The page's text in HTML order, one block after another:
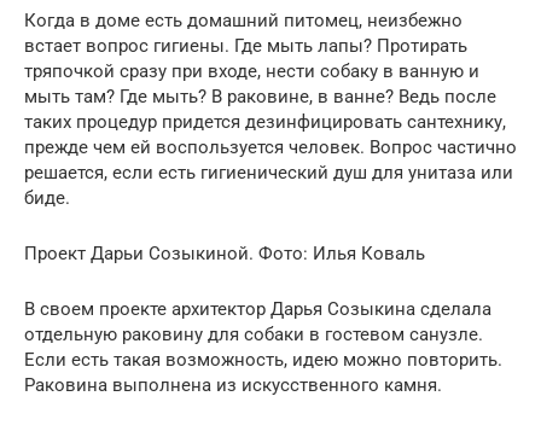
Когда в доме есть домашний питомец, неизбежно
встает вопрос гигиены. Где мыть лапы? Протирать
тряпочкой сразу при входе, нести собаку в ванную и
мыть там? Где мыть? В раковине, в ванне? Ведь после
таких процедур придется дезинфицировать сантехнику,
прежде чем ей воспользуется человек. Вопрос частично
решается, если есть гигиенический душ для унитаза или
биде.
Проект Дарьи Созыкиной. Фото: Илья Коваль
В своем проекте архитектор Дарья Созыкина сделала
отдельную раковину для собаки в гостевом санузле.
Если есть такая возможность, идею можно повторить.
Раковина выполнена из искусственного камня.